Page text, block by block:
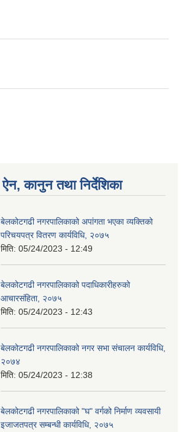
ऐन, कानुन तथा निर्देशिका
बेलकोटगढी नगरपालिकाको अपांगता भएका व्यक्तिको
परिचयपत्र वितरण कार्यविधि, २०७५
मिति: 05/24/2023 - 12:49
बेलकोटगढी नगरपालिकाको पदाधिकारीहरुको
आचारसंहिता, २०७५
मिति: 05/24/2023 - 12:43
बेलकोटगढी नगरपालिकाको नगर सभा संचालन कार्यविधि,
२०७४
मिति: 05/24/2023 - 12:38
बेलकोटगढी नगरपालिकाको "घ" वर्गको निर्माण व्यवसायी
इजाजतपत्र सम्बन्धी कार्यविधि, २०७५